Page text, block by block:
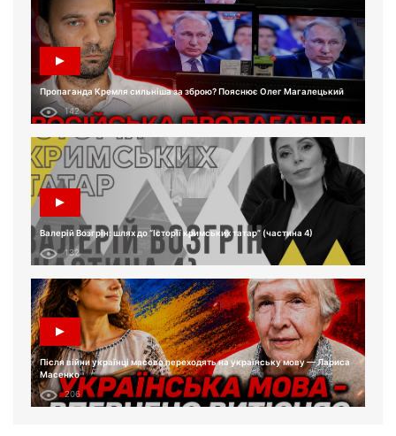
Пропаганда Кремля сильніша за зброю? Пояснює Олег Магалецький
142
Валерій Возгрін: шлях до “Історії кримських татар” (частина 4)
132
Після війни українці масово переходять на українську мову — Лариса
Масенко
206